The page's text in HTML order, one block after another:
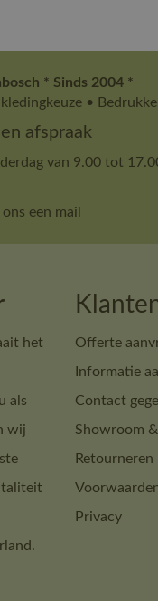
* Sinds 2004 *
•
afspraak
van 9.00 tot
een mail
het
als
wij
Offerte
Informatie
Contact
Showroom
Retourneren
Privacy